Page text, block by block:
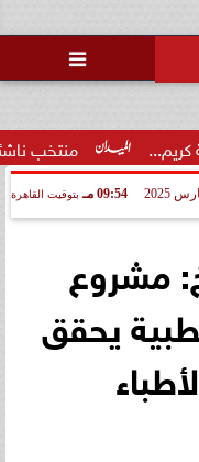

منتخب ناشئات السلة
09:54 مـ بتوقيت القاهرة
مشروع
يحقق